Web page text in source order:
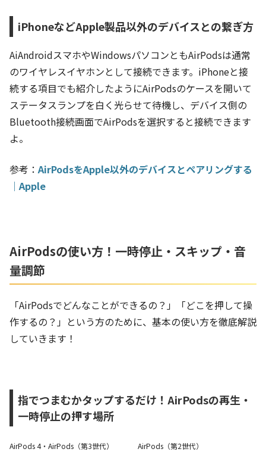
iPhoneなどApple製品以外のデバイスとの繋ぎ方
AiAndroidスマホやWindowsパソコンともAirPodsは通常
のワイヤレスイヤホンとして接続できます。iPhoneと接
続する項目でも紹介したようにAirPodsのケースを開いて
ステータスランプを白く光らせて待機し、デバイス側の
Bluetooth接続画面でAirPodsを選択すると接続できます
よ。
参考：AirPodsをApple以外のデバイスとペアリングする
｜Apple
AirPodsの使い方！一時停止・スキップ・音
量調節
「AirPodsでどんなことができるの？」「どこを押して操
作するの？」という方のために、基本の使い方を徹底解説
していきます！
指でつまむかタップするだけ！AirPodsの再生・
一時停止の押す場所
AirPods 4・AirPods（第3世代） AirPods（第2世代）